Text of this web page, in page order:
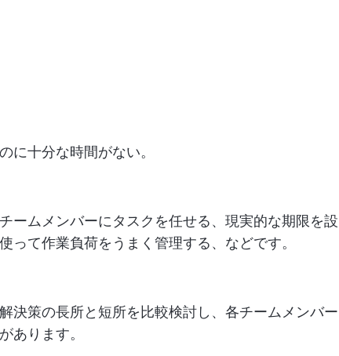
に十分な時間がない。
ームメンバーにタスクを任せる、現実的な期限を設
って作業負荷をうまく管理する、などです。
決策の長所と短所を比較検討し、各チームメンバー
あります。